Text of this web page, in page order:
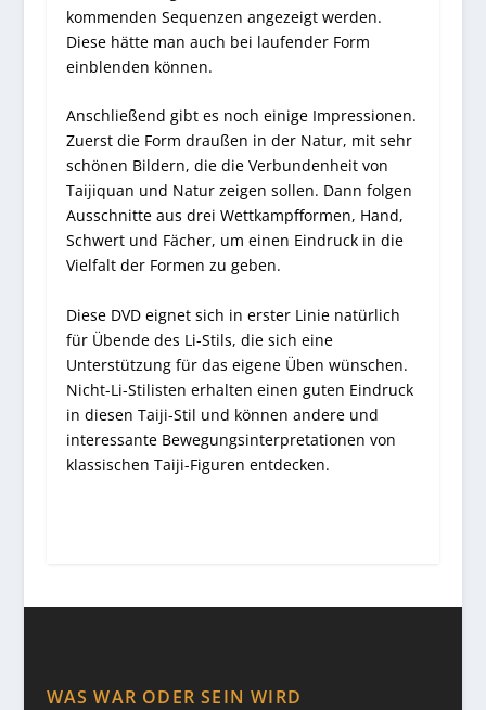
kommenden Sequenzen angezeigt werden.
Diese hätte man auch bei laufender Form
einblenden können.
Anschließend gibt es noch einige Impressionen.
Zuerst die Form draußen in der Natur, mit sehr
schönen Bildern, die die Verbundenheit von
Taijiquan und Natur zeigen sollen. Dann folgen
Ausschnitte aus drei Wettkampfformen, Hand,
Schwert und Fächer, um einen Eindruck in die
Vielfalt der Formen zu geben.
Diese DVD eignet sich in erster Linie natürlich
für Übende des Li-Stils, die sich eine
Unterstützung für das eigene Üben wünschen.
Nicht-Li-Stilisten erhalten einen guten Eindruck
in diesen Taiji-Stil und können andere und
interessante Bewegungsinterpretationen von
klassischen Taiji-Figuren entdecken.
WAS WAR ODER SEIN WIRD